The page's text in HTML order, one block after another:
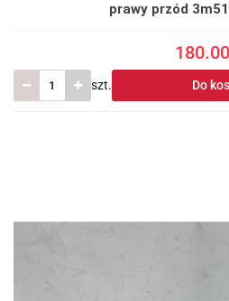
prawy przód
180.00
szt. Do